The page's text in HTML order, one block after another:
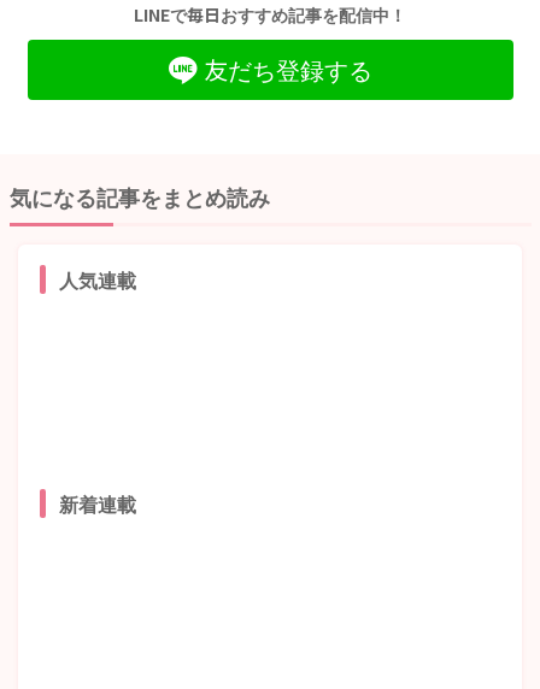
LINEで毎日おすすめ記事を配信中！
友だち登録する
気になる記事をまとめ読み
人気連載
新着連載